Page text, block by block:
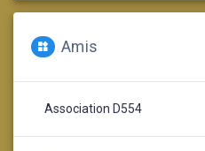
Amis
Association D554